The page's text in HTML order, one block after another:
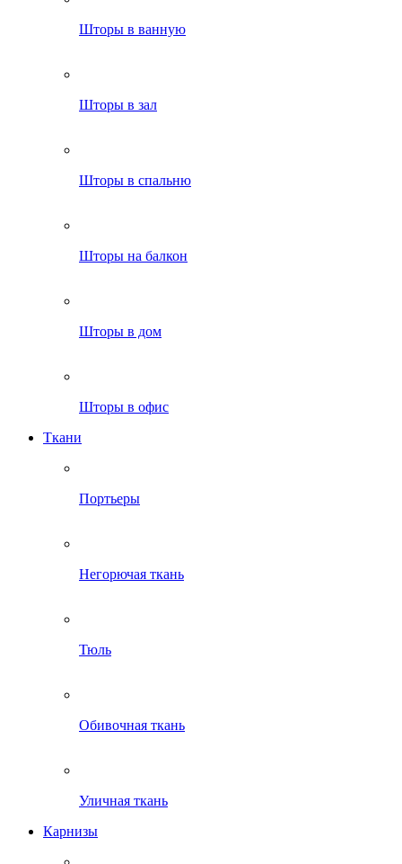
Шторы в ванную
Шторы в зал
Шторы в спальню
Шторы на балкон
Шторы в дом
Шторы в офис
Ткани
Портьеры
Негорючая ткань
Тюль
Обивочная ткань
Уличная ткань
Карнизы